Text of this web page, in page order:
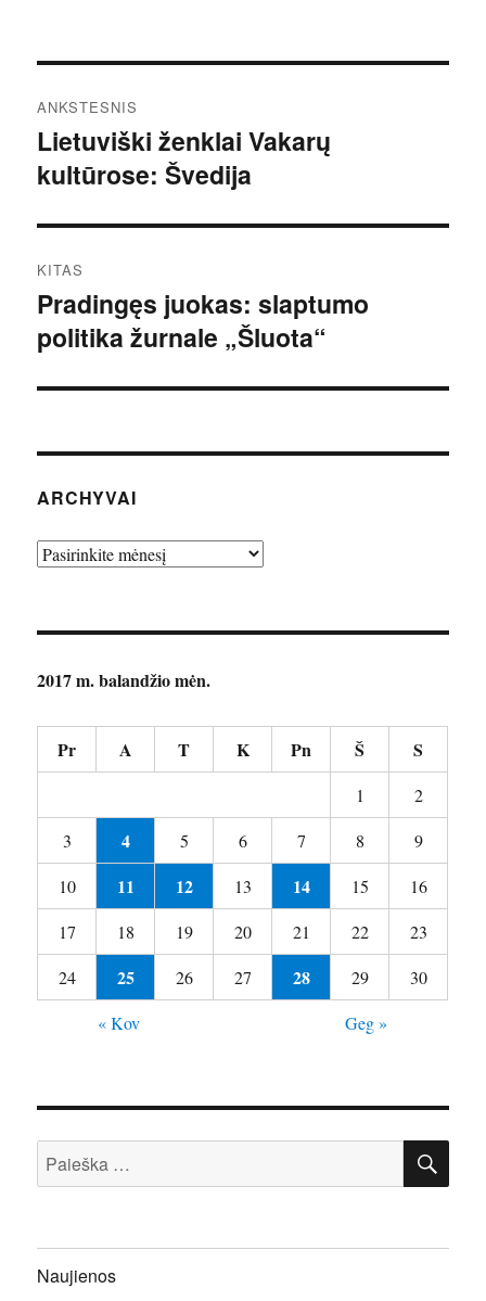
tarp
įrašų
ANKSTESNIS
Ankstesnis
įrašas:
Lietuviški ženklai Vakarų
kultūrose: Švedija
KITAS
Kitas
įrašas:
Pradingęs juokas: slaptumo
politika žurnale „Šluota“
ARCHYVAI
Archyvai
2017 m. balandžio mėn.
Pr A T K Pn Š S
1
2
3
4 5 6 7 8
9
10
11 12 13 14 15
16
17
18 19 20 21 22
23
24
25 26 27 28 29
30
« Kov
Geg »
Ieškoti:
Naujienos